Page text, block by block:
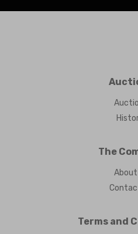
The
About
Terms and